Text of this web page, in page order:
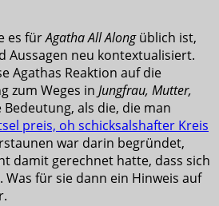
es fürAgatha All Alongüblich ist,
Aussagen neu kontextualisiert.
Agathas Reaktion auf die
zum Weges in Jungfrau, Mutter,
als die, die man
preis, oh schicksalshafter Kreis
war darin begründet,
damit gerechnet hatte, dass sich
für sie dann ein Hinweis auf